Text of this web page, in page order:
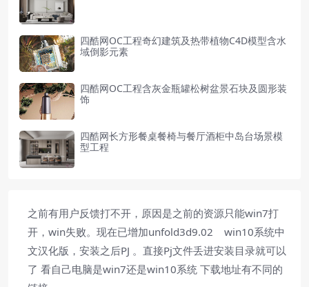
四酷网OC工程奇幻建筑及热带植物C4D模型含水
域倒影元素
四酷网OC工程含灰金瓶罐松树盆景石块及圆形装
饰
四酷网长方形餐桌餐椅与餐厅酒柜中岛台场景模
型工程
之前有用户反馈打不开，原因是之前的资源只能win7打
开，win失败。现在已增加unfold3d9.02 win10系统中
文汉化版，安装之后PJ 。直接Pj文件丢进安装目录就可以
了 看自己电脑是win7还是win10系统 下载地址有不同的